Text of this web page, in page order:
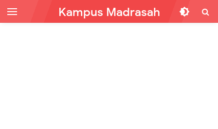
Kampus Madrasah